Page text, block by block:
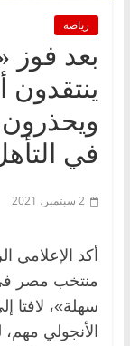
رياضة
بعد فوز
ينتقدون
في
2 سبتمبر، 2021
أكد الإعلامي
منتخب مصر
سهلة»، لافتا
الأنجولي